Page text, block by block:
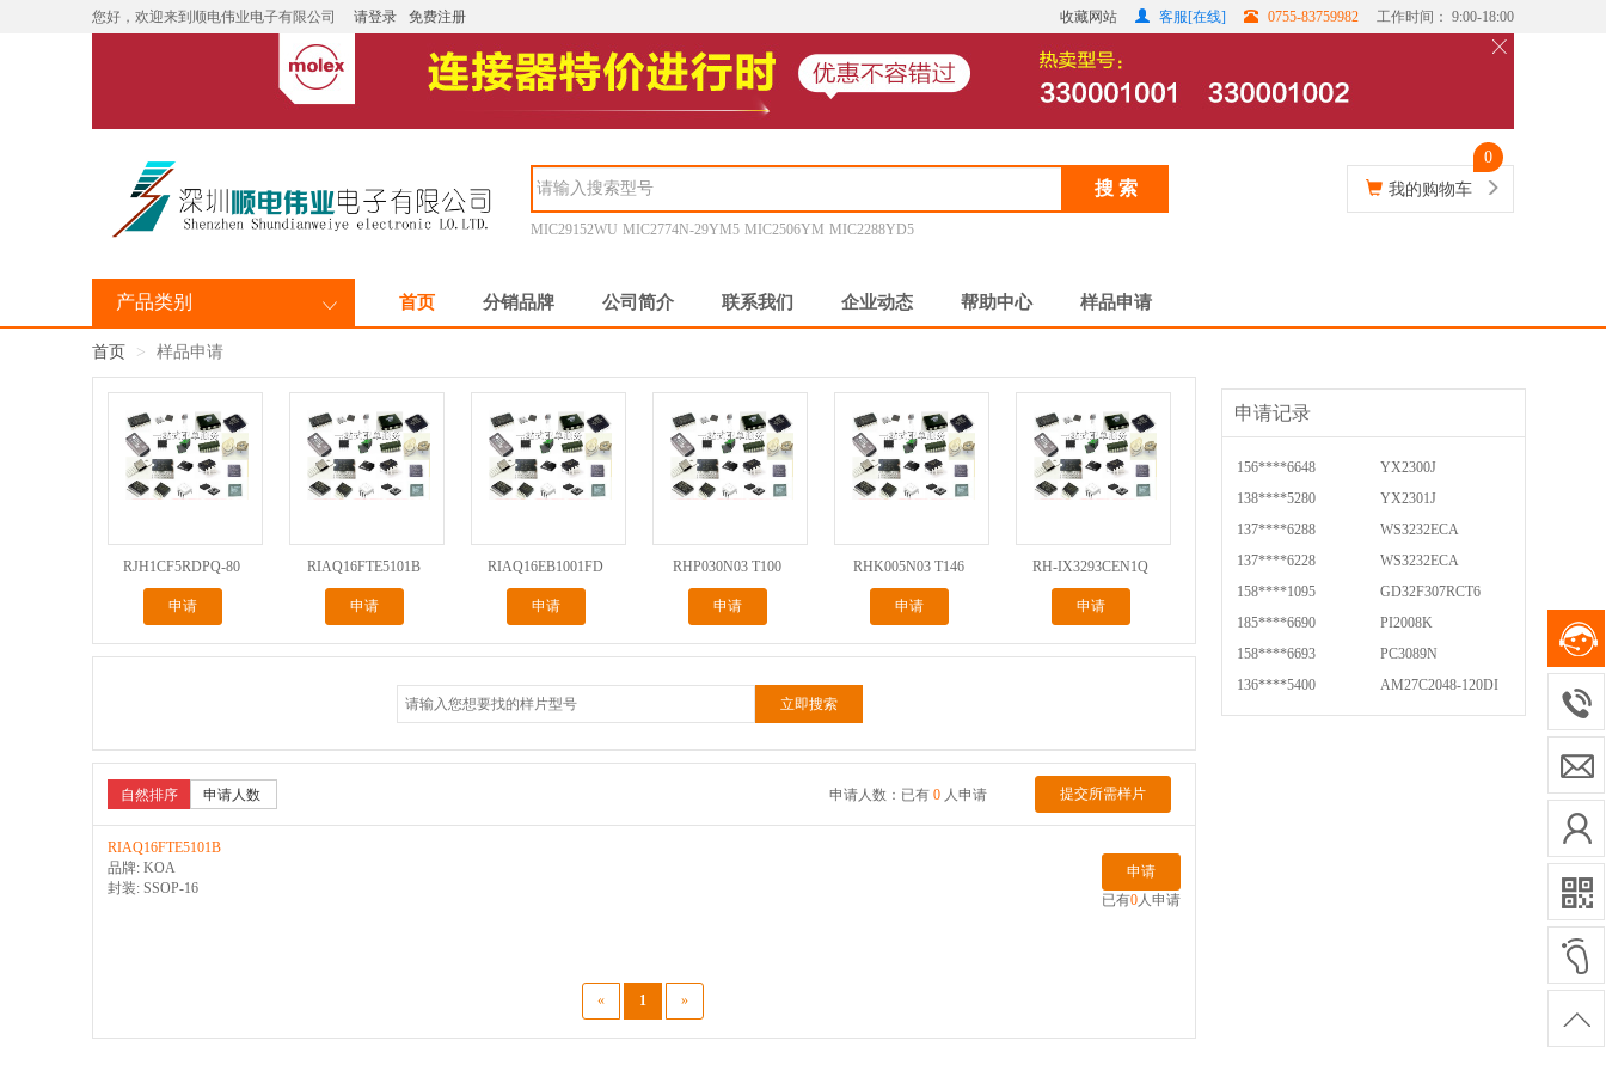
您好，欢迎来到顺电伟业电子有限公司 请登录 免费注册 收藏网站 客服[在线] 0755-83759982 工作时间： 9:00-18:00
搜 索
MIC29152WU MIC2774N-29YM5 MIC2506YM MIC2288YD5
0
我的购物车
产品类别 首页 分销品牌 公司简介 联系我们 企业动态 帮助中心 样品申请
首页 样品申请
RJH1CF5RDPQ-80
申请
RIAQ16FTE5101B
申请
RIAQ16EB1001FD
申请
RHP030N03 T100
申请
RHK005N03 T146
申请
RH-IX3293CEN1Q
申请
自然排序 申请人数 提交所需样片
申请人数：已有 0 人申请
RIAQ16FTE5101B
品牌: KOA
封装: SSOP-16
申请
已有0 人申请
« 1 »
申请记录
156****6648
YX2300J
138****5280
YX2301J
137****6288
WS3232ECA
137****6228
WS3232ECA
158****1095
GD32F307RCT6
185****6690
PI2008K
158****6693
PC3089N
136****5400
AM27C2048-120DI